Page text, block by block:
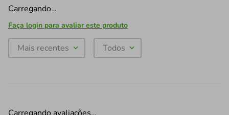
Carregando…
Faça login para avaliar este produto
Mais recentes Todos